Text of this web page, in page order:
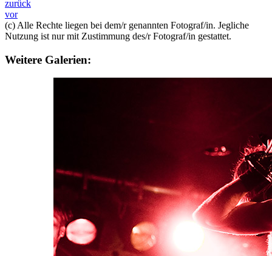
zurück
vor
(c) Alle Rechte liegen bei dem/r genannten Fotograf/in. Jegliche
Nutzung ist nur mit Zustimmung des/r Fotograf/in gestattet.
Weitere Galerien: